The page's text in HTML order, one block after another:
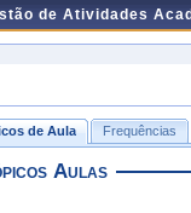
de Atividades
de Aula Frequências
Aulas